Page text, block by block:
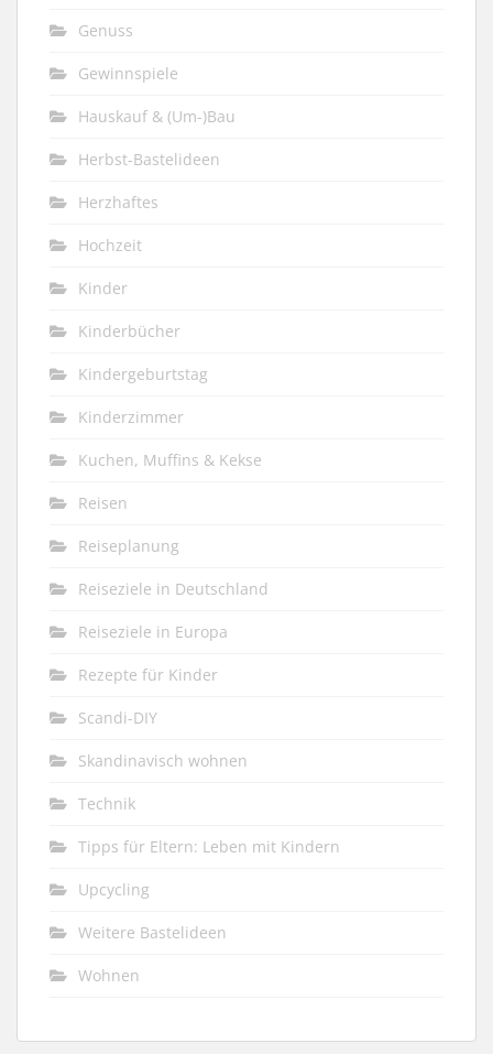
Genuss
Gewinnspiele
Hauskauf & (Um-)Bau
Herbst-Bastelideen
Herzhaftes
Hochzeit
Kinder
Kinderbücher
Kindergeburtstag
Kinderzimmer
Kuchen, Muffins & Kekse
Reisen
Reiseplanung
Reiseziele in Deutschland
Reiseziele in Europa
Rezepte für Kinder
Scandi-DIY
Skandinavisch wohnen
Technik
Tipps für Eltern: Leben mit Kindern
Upcycling
Weitere Bastelideen
Wohnen